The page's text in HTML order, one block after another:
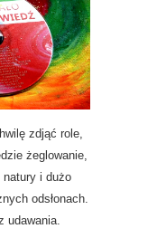
zdjąć role,
żeglowanie,
i dużo
odsłonach.
udawania.